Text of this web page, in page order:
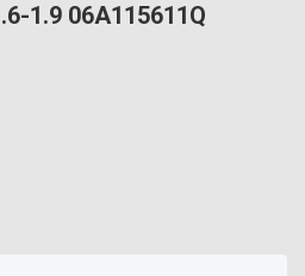
1.9 06A115611Q